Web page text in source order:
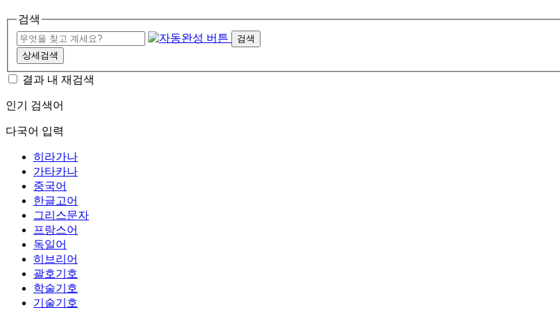
검색
검색
상세검색
결과 내 재검색
인기 검색어
다국어 입력
히라가나
가타카나
중국어
한글고어
그리스문자
프랑스어
독일어
히브리어
괄호기호
학술기호
기술기호